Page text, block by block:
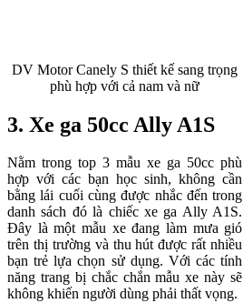
DV Motor Canely S thiết kế sang trọng
phù hợp với cả nam và nữ
3. Xe ga 50cc Ally A1S
Nằm trong top 3 mẫu xe ga 50cc phù
hợp với các bạn học sinh, không cần
bằng lái cuối cùng được nhắc đến trong
danh sách đó là chiếc xe ga Ally A1S.
Đây là một mẫu xe đang làm mưa gió
trên thị trường và thu hút được rất nhiều
bạn trẻ lựa chọn sử dụng. Với các tính
năng trang bị chắc chắn mẫu xe này sẽ
không khiến người dùng phải thất vọng.